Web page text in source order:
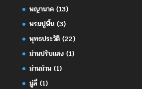
พญานาค(13)
พรมปูพื้น(3)
พุทธประวัติ(22)
ม่านปรับแสง(1)
ม่านม้วน(1)
มู่ลี่(1)